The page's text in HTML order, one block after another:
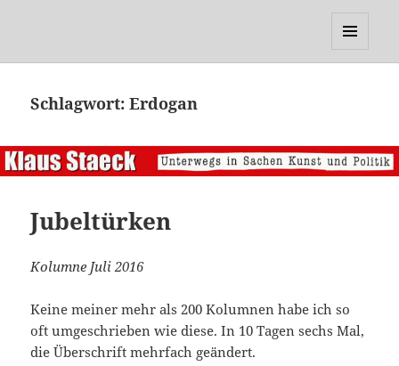
Schlagwort:Erdogan
Jubeltürken
Kolumne Juli 2016
Keine meiner mehr als 200 Kolumnen habe ich so
oft umgeschrieben wie diese. In 10 Tagen sechs Mal,
die Überschrift mehrfach geändert.